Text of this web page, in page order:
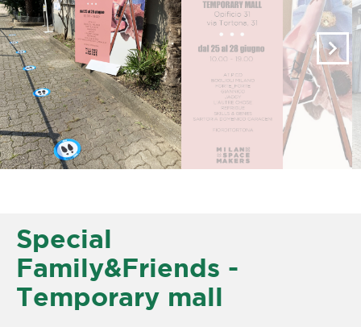
Special
Family&Friends -
Temporary mall